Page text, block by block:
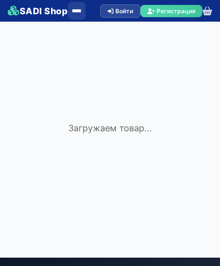
SADI Shop Войти Регистрация
Загружаем товар...